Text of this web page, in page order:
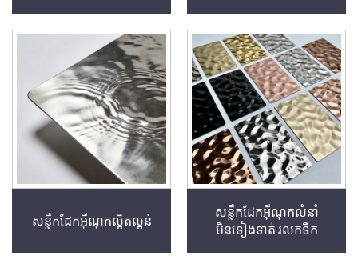
សន្លឹកដែកអ៊ីណុកល្អិតល្អន់
សន្លឹកដែកអ៊ីណុកលំនាំ
មិនទៀងទាត់ រលកទឹក